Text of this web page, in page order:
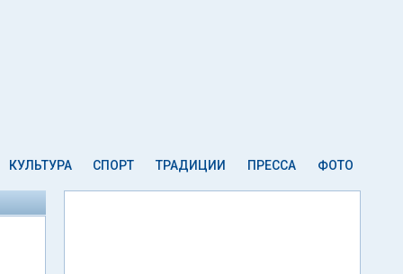
КУЛЬТУРА СПОРТ ТРАДИЦИИ ПРЕССА ФОТО